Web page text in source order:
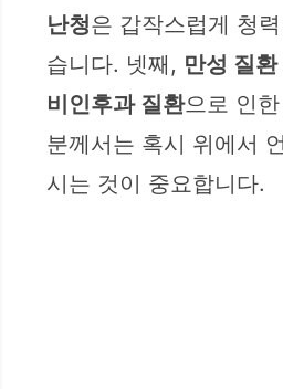
난청은 갑작스럽게 청
습니다. 넷째, 만성 질
비인후과 질환으로 인
분께서는 혹시 위에서
시는 것이 중요합니다.